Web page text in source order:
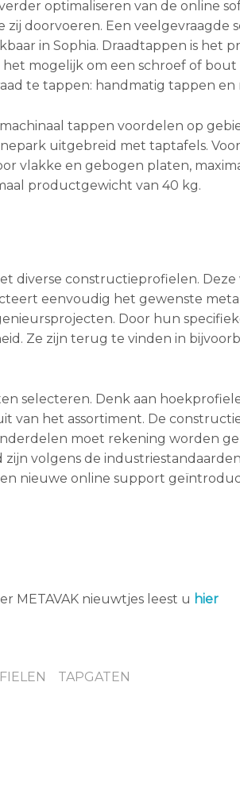
optimaliseren van de online
doorvoeren. Een veelgevraagde
in Sophia. Draadtappen is het
mogelijk om een schroef of bout
te tappen: handmatig tappen en
tappen voordelen op
uitgebreid met taptafels.
vlakke en gebogen platen,
productgewicht van 40 kg.
diverse constructieprofielen.
eenvoudig het gewenste
Door hun
Ze zijn terug te vinden in
selecteren. Denk aan
van het assortiment. De
moet rekening worden
volgens de
nieuwe online support
METAVAK nieuwtjes leest u hier
TAPGATEN